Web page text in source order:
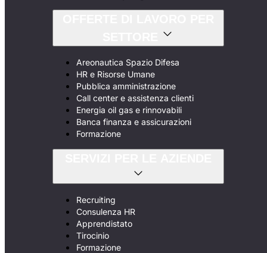
Areonautica Spazio Difesa
HR e Risorse Umane
Pubblica amministrazione
Call center e assistenza clienti
Energia oil gas e rinnovabili
Banca finanza e assicurazioni
Formazione
Recruiting
Consulenza HR
Apprendistato
Tirocinio
Formazione